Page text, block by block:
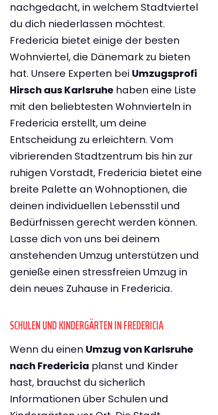
nachgedacht, in welchem Stadtviertel
du dich niederlassen möchtest.
Fredericia bietet einige der besten
Wohnviertel, die Dänemark zu bieten
hat. Unsere Experten bei Umzugsprofi
Hirsch aus Karlsruhe haben eine Liste
mit den beliebtesten Wohnvierteln in
Fredericia erstellt, um deine
Entscheidung zu erleichtern. Vom
vibrierenden Stadtzentrum bis hin zur
ruhigen Vorstadt, Fredericia bietet eine
breite Palette an Wohnoptionen, die
deinen individuellen Lebensstil und
Bedürfnissen gerecht werden können.
Lasse dich von uns bei deinem
anstehenden Umzug unterstützen und
genieße einen stressfreien Umzug in
dein neues Zuhause in Fredericia.
SCHULEN UND KINDERGÄRTEN IN FREDERICIA
Wenn du einen Umzug von Karlsruhe
nach Fredericia planst und Kinder
hast, brauchst du sicherlich
Informationen über Schulen und